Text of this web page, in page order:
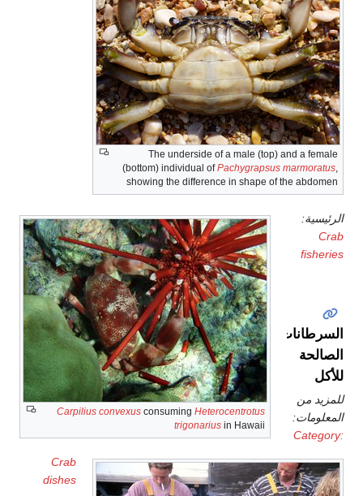
The underside of a male (top) and a female
(bottom) individual ofPachygrapsus marmoratus
showing the difference in shape of the abdomen
Carpilius convexus consuming Heterocentrotus
trigonarius in Hawaii
الرئيسية:
Crab
fisheries
السرطانات
الصالحة
للأكل
للمزيد من
المعلومات:
Category:
Crab
dishes